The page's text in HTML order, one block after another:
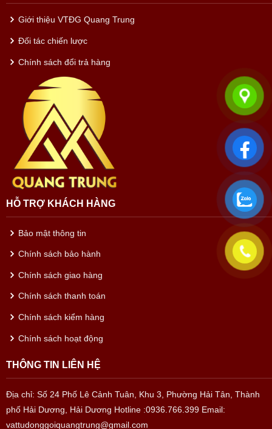
Giới thiệu VTĐG Quang Trung
Đối tác chiến lược
Chính sách đổi trả hàng
HỖ TRỢ KHÁCH HÀNG
Bảo mật thông tin
Chính sách bảo hành
Chính sách giao hàng
Chính sách thanh toán
Chính sách kiểm hàng
Chính sách hoạt động
THÔNG TIN LIÊN HỆ
Địa chỉ: Số 24 Phố Lê Cảnh Tuân, Khu 3, Phường Hải Tân, Thành
phố Hải Dương, Hải Dương Hotline :0936.766.399 Email:
vattudonggoiquangtrung@gmail.com